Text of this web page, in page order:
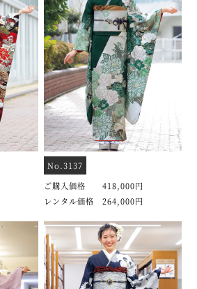
No.3137
ご購入価格 418,000円
レンタル価格 264,000円